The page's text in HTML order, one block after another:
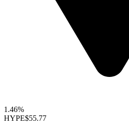
1.46%
HYPE$55.77